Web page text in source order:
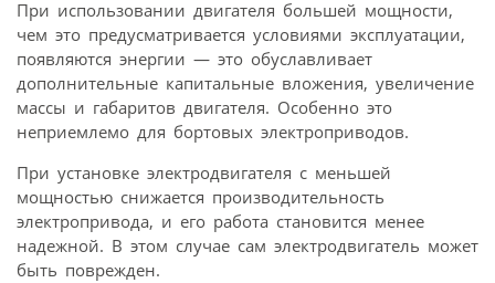
При использовании двигателя большей мощности,
чем это предусматривается условиями эксплуатации,
появляются энергии — это обуславливает
дополнительные капитальные вложения, увеличение
массы и габаритов двигателя. Особенно это
неприемлемо для бортовых электроприводов.
При установке электродвигателя с меньшей
мощностью снижается производительность
электропривода, и его работа становится менее
надежной. В этом случае сам электродвигатель может
быть поврежден.